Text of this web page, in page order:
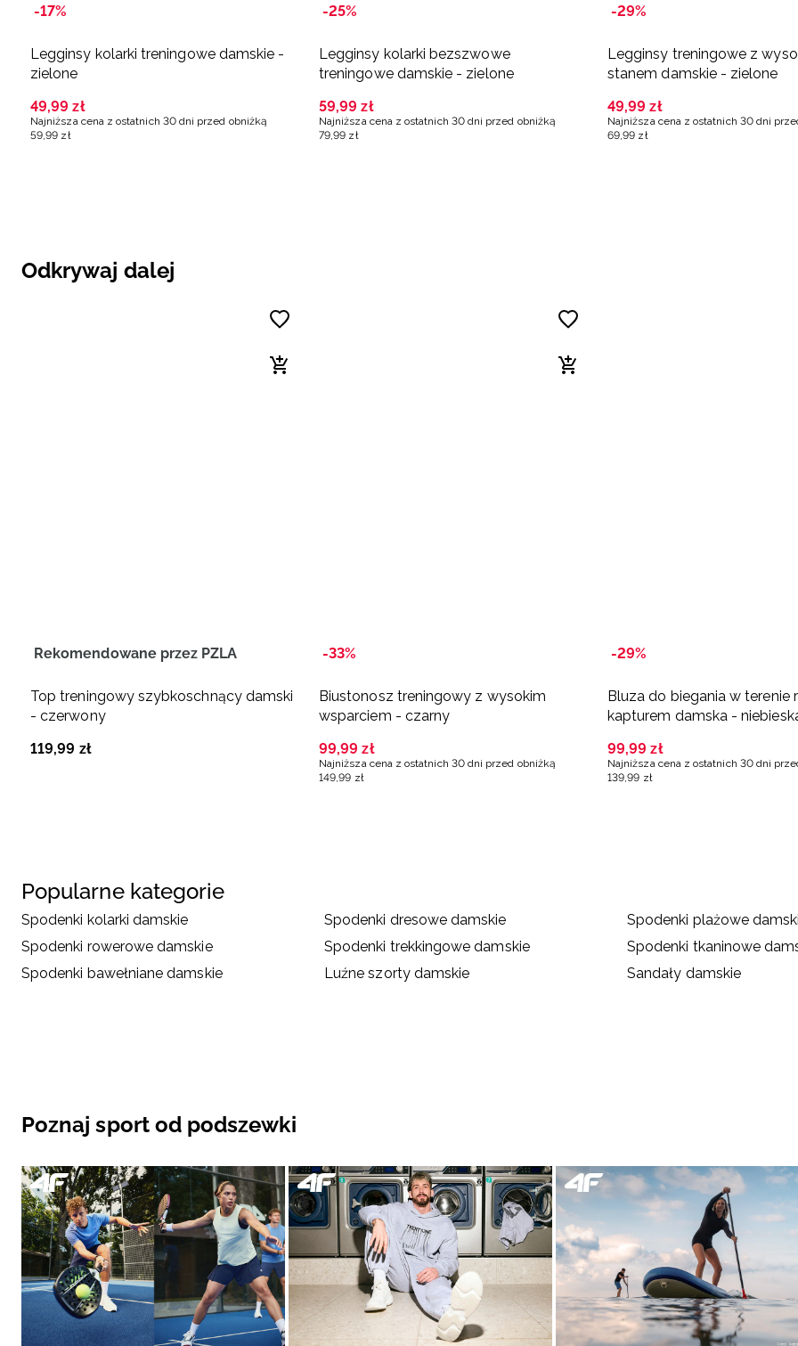
-17%
Legginsy kolarki treningowe damskie -
zielone
49,99 zł
Najniższa cena z ostatnich 30 dni przed obniżką
59,99 zł
-25%
Legginsy kolarki bezszwowe
treningowe damskie - zielone
59,99 zł
Najniższa cena z ostatnich 30 dni przed obniżką
79,99 zł
-29%
Legginsy treningowe z
stanem damskie - zielone
49,99 zł
Najniższa cena z ostatnich 30 dni
69,99 zł
Odkrywaj dalej
Rekomendowane przez PZLA
Top treningowy szybkoschnący damski
- czerwony
119,99 zł
-33%
Biustonosz treningowy z wysokim
wsparciem - czarny
99,99 zł
Najniższa cena z ostatnich 30 dni przed obniżką
149 ,99 zł
-29%
Bluza do biegania w terenie
kapturem damska -
99,99 zł
Najniższa cena z ostatnich 30 dni
139 ,99 zł
Popularne kategorie
Spodenki kolarki damskie Spodenki dresowe damskie Spodenki plażowe
Spodenki rowerowe damskie
Spodenki trekkingowe damskie Spodenki tkaninowe
Spodenki bawełniane damskie
Luźne szorty damskie Sandały damskie
Poznaj sport od podszewki